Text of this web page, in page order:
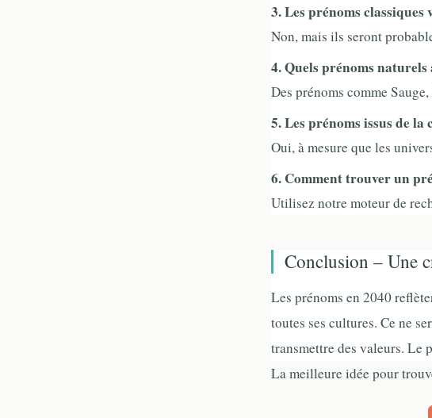
3. Les prénoms
Non, mais ils seront
4. Quels prénoms
Des prénoms comme
5. Les prénoms issus de
Oui, à mesure que les
6. Comment trouver un
Utilisez notre moteur de
Conclusion – Une
Les prénoms en 2040
toutes ses cultures. Ce ne
transmettre des valeurs. Le
La meilleure idée pour